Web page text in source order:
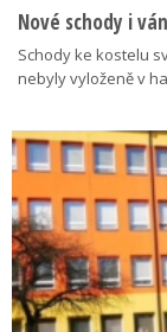
Nové schody i
Schody ke kostelu
nebyly vyloženě v